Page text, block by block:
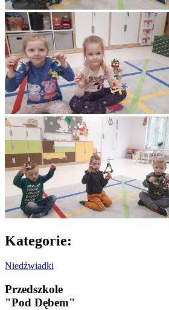
Kategorie:
Niedźwiadki
Przedszkole
"Pod Dębem"